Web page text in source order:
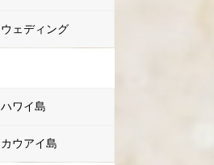
ウェディング
ハワイ島
カウアイ島